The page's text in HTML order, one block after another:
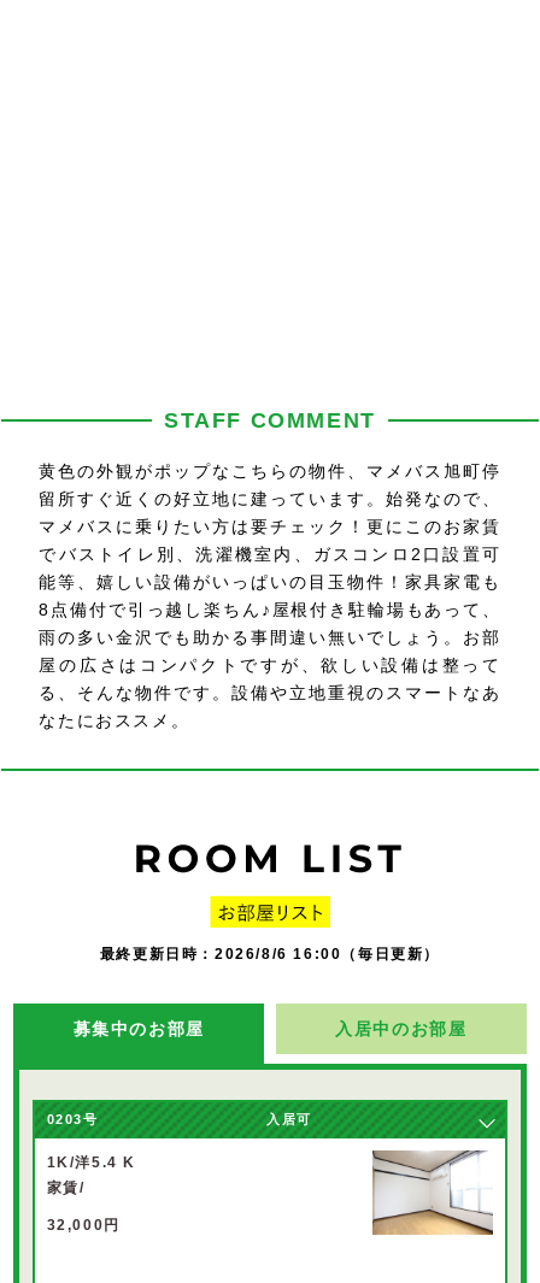
STAFF COMMENT
黄色の外観がポップなこちらの物件、マメバス旭町停
留所すぐ近くの好立地に建っています。始発なので、
マメバスに乗りたい方は要チェック！更にこのお家賃
でバストイレ別、洗濯機室内、ガスコンロ2口設置可
能等、嬉しい設備がいっぱいの目玉物件！家具家電も
8点備付で引っ越し楽ちん♪屋根付き駐輪場もあって、
雨の多い金沢でも助かる事間違い無いでしょう。お部
屋の広さはコンパクトですが、欲しい設備は整って
る、そんな物件です。設備や立地重視のスマートなあ
なたにおススメ。
最終更新日時：2026/8/6 16:00（毎日更新）
募集中のお部屋 入居中のお部屋
0203号 入居可
1K/洋5.4 K
家賃/
32,000円